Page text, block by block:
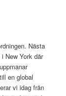
Nästa
New York där
en global
vi idag från